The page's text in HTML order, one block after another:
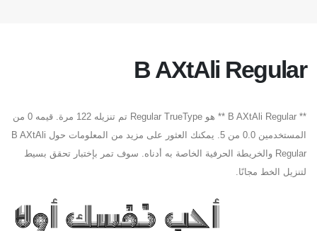
B AXtAli Regular
** B AXtAli Regular ** هو Regular TrueType تم تنزيله 122 مرة. قيمه 0 من
المستخدمين 0.0 من 5. يمكنك العثور على مزيد من المعلومات حول B AXtAli
Regular والخريطة الحرفية الخاصة به أدناه. سوف تمر بإختبار تحقق بسيط
لتنزيل الخط مجانًا.